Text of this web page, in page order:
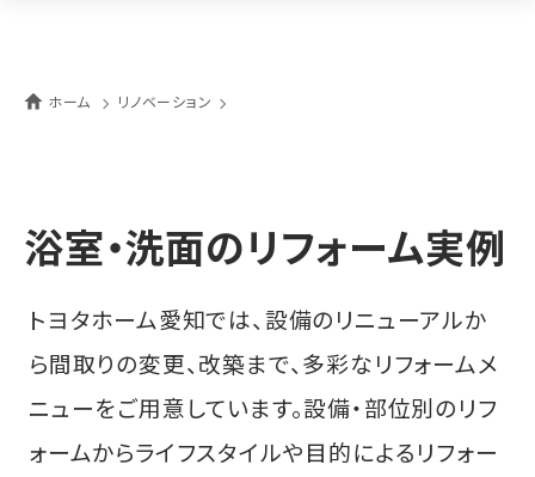
ホーム リノベーション
浴室・洗面のリフォーム実例
トヨタホーム愛知では、設備のリニューアルか
ら間取りの変更、改築まで、多彩なリフォームメ
ニューをご用意しています。設備・部位別のリフ
ォームからライフスタイルや目的によるリフォー